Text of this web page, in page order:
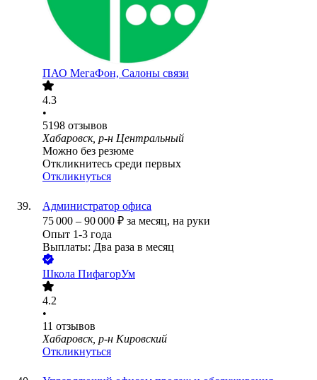
ПАО МегаФон, Салоны связи
4.3
•
5198 отзывов
Хабаровск, р-н Центральный
Можно без резюме
Откликнитесь среди первых
Откликнуться
Администратор офиса
75 000 – 90 000 ₽ за месяц, на руки
Опыт 1-3 года
Выплаты: Два раза в месяц
Школа ПифагорУм
4.2
•
11 отзывов
Хабаровск, р-н Кировский
Откликнуться